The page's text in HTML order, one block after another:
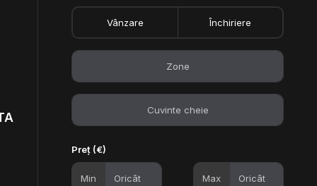
Vânzare Închiriere
Preț (€)
Min Max